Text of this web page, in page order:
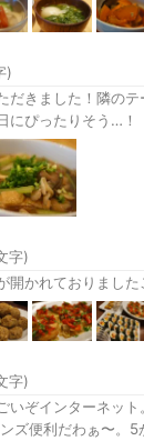
)
だきました！隣の
にぴったりそう…！
字)
開かれておりました
字)
いぞインターネッ
ズ便利だわぁ〜。5